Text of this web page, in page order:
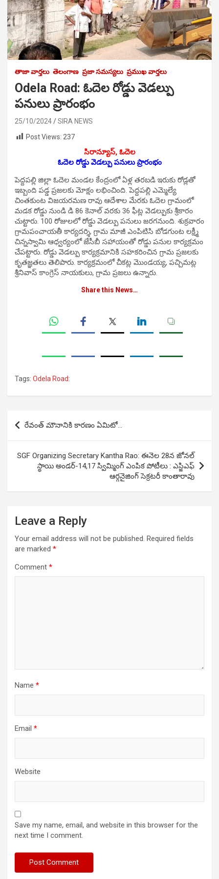
తాజా వార్తలు తెలంగాణ ప్రజా సమస్యలు ప్రముఖ వార్తలు
Odela Road: ఓదెల రోడ్డు వెడల్పు
ప‌నులు ప్రారంభం
25/10/2024
SIRA NEWS
Post Views: 237
సిరాన్యూస్, ఓదెల‌
ఓదెల రోడ్డు వెడల్పు ప‌నులు ప్రారంభం
పెద్దపల్లి జిల్లా ఓదెల మండల కేంద్రంలో ఏళ్ల తరబడి ఇరుకు రోడ్లతో
ఇబ్బంది పడ్డ ప్రజలకు మోక్షం ల‌భించింది. పెద్దపల్లి ఎమ్మెల్యే
చింతకుంట విజయరమణ రావు ఆదేశాల మేరకు ఓదెల గ్రామంలో
మడక రోడ్డు నుండి డి 86 కెనాల్ వరకు 36 ఫీట్ల వెడల్పుకు శ్రీకారం
చుట్టారు. 100 రోజులలో రోడ్డు వెడల్పు ప‌నులు జ‌ర‌గ‌నుంది. శుక్రవారం
గ్రామపంచాయతీ కార్యదర్శి, గ్రామ మాజీ ఎంపిటిసి బోడగుంట లక్ష్మీ
చిన్నస్వామి ఆధ్వర్యంలో జేసీబీ సహాయంతో రోడ్డు ప‌నుల కార్యక్రమం
చేప‌ట్టారు. రోడ్డు వెడల్పు కార్యక్రమానికి సహకరించిన గ్రామ ప్రజలకు
కృతజ్ఞతలు తెలిపారు. కార్యక్రమంలో చీకట్ల మొండయ్య, పచ్చిమట్ల
శ్రీనివాస్ కాంగ్రెస్ నాయకులు, గ్రామ ప్రజలు ఉన్నారు.
Share this News…
Tags: Odela Road:
Post
navigation
రేవంత్ మౌనానికి కారణం ఏమిటో…
SGF Organizing Secretary Kantha Rao: ఈనెల 28న జోనల్
స్థాయి అండ‌ర్‌-14,17 స్విమ్మింగ్ ఎంపిక పోటీలు : ఎస్జిఎఫ్
ఆర్గనైజింగ్ సెక్రటరీ కాంతారావు
Leave a Reply
Your email address will not be published. Required fields
are marked *
Comment *
Name *
Email *
Website
Save my name, email, and website in this browser for the
next time I comment.